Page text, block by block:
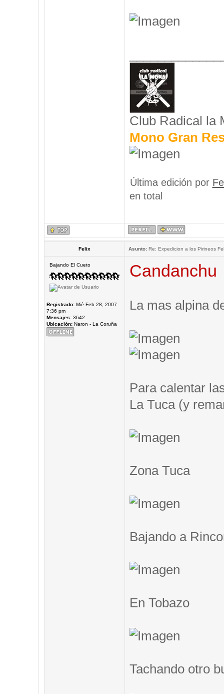
Club Radical la
Mono Gran
Última edición por
en total
Felix Asunto:Re: Expedicion a los Pirineos
Bajando El Cueto
Registrado:Mié Feb 28, 2007
7:36 pm
Mensajes:3642
Ubicación:Naron - La Coruña
Candanchu
La mas alpina
Para calentar
La Tuca (y
Zona Tuca
Bajando a
En Tobazo
Tachando otro